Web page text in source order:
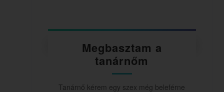
Megbasztam a
tanárnőm
Tanárnő kérem egy szex még beleférne